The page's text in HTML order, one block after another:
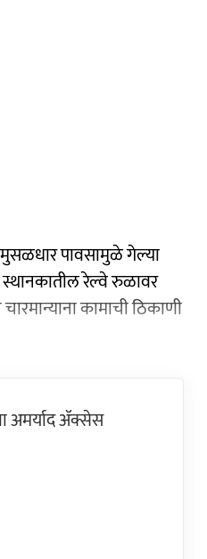
पावसामुळे गेल्या
रेल्वे रुळावर
कामाची ठिकाणी
अमर्याद ॲक्सेस